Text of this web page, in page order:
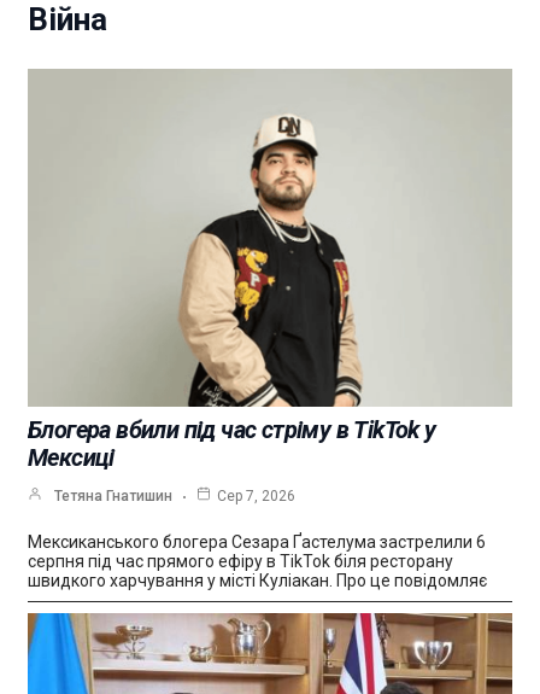
Війна
Блогера вбили під час стріму в TikTok у
Мексиці
Тетяна Гнатишин Сер 7, 2026
Мексиканського блогера Сезара Ґастелума застрелили 6
серпня під час прямого ефіру в TikTok біля ресторану
швидкого харчування у місті Куліакан. Про це повідомляє